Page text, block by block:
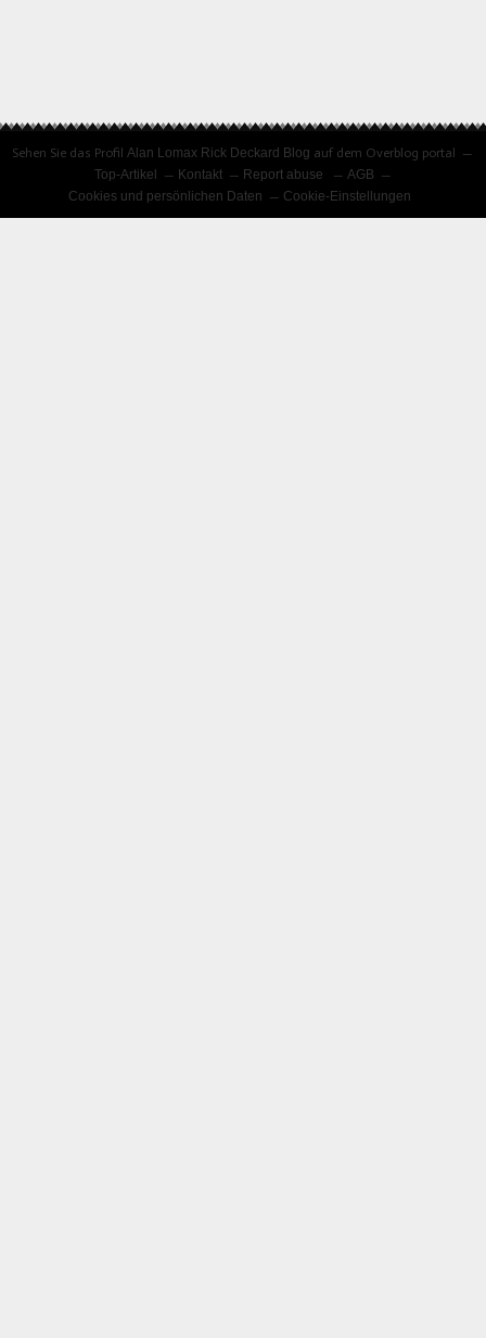
Sehen Sie das ProfilAlan Lomax Rick Deckard Blog auf dem Overblog portal
Top-Artikel
Kontakt Report abuse
AGB
Cookies und persönlichen Daten
Cookie-Einstellungen